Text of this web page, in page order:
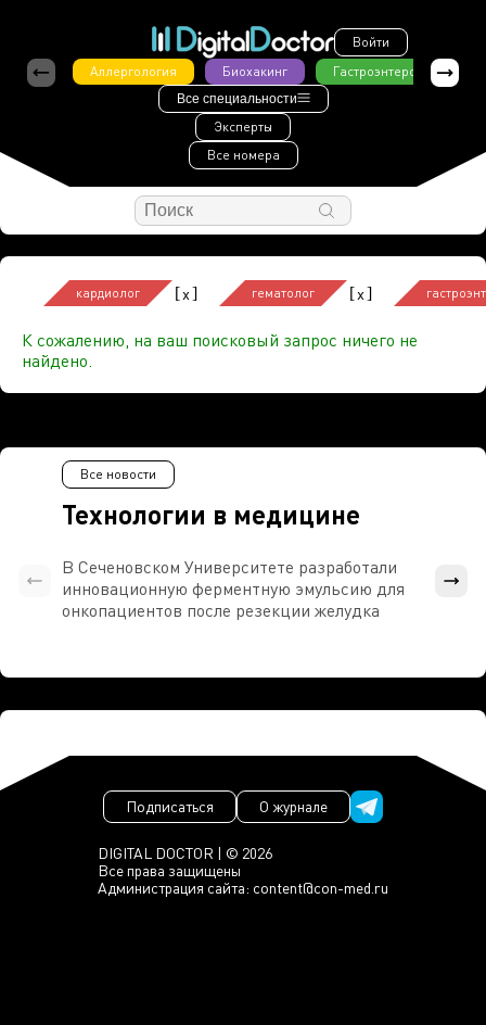
Войти
Аллергология
Биохакинг Гастроэнтерология
Все специальности
Эксперты
Все номера
кардиолог [x] гематолог [x]
К сожалению, на ваш поисковый запрос ничего не
найдено.
Технологии в медицине
Все новости
В Сеченовском Университете разработали
инновационную ферментную эмульсию для
онкопациентов после резекции желудка
DIGITAL DOCTOR | © 2026
Все права защищены
Администрация сайта: content@con-med.ru
Подписаться О журнале